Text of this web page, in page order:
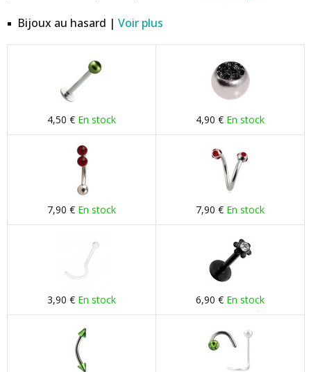
Bijoux au hasard | Voir plus
4,50 € En stock 4,90 € En stock
7,90 € En stock 7,90 € En stock
3,90 € En stock 6,90 € En stock